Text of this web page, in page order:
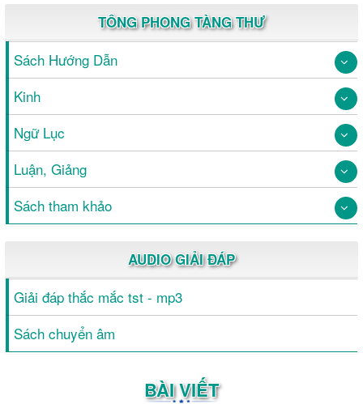
TÔNG PHONG TÀNG THƯ
Sách Hướng Dẫn
Kinh
Ngữ Lục
Luận, Giảng
Sách tham khảo
AUDIO GIẢI ĐÁP
Giải đáp thắc mắc tst - mp3
Sách chuyển âm
BÀI VIẾT